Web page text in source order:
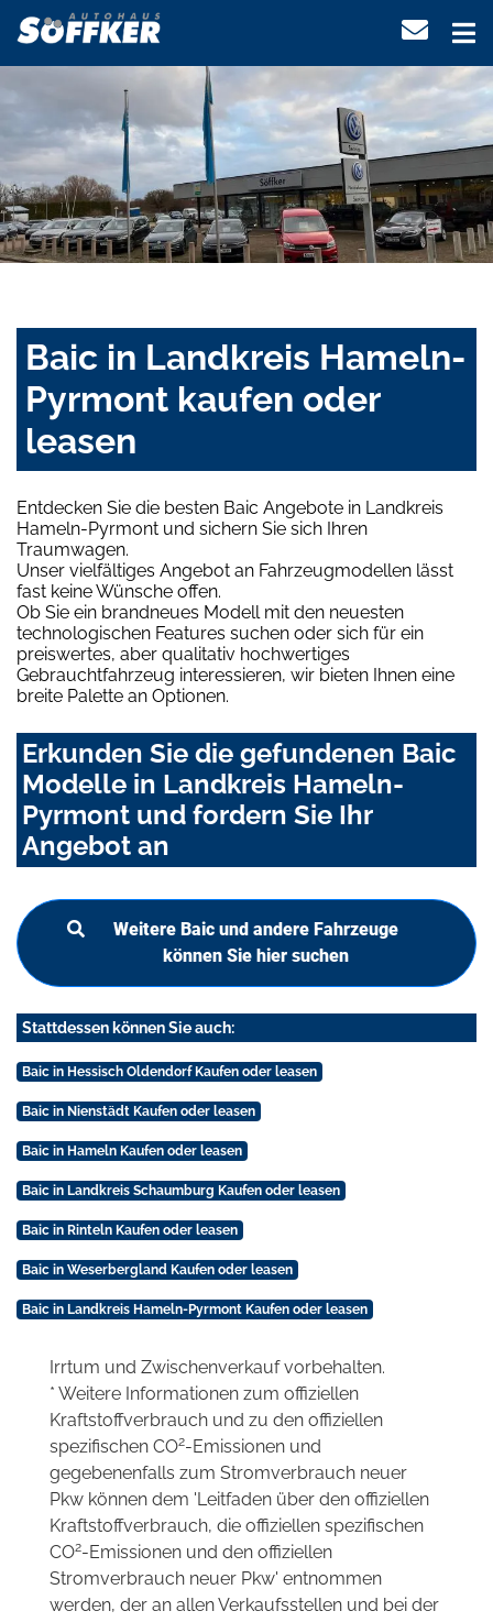
Baic in Landkreis Hameln-
Pyrmont kaufen oder
leasen
Entdecken Sie die besten Baic Angebote in Landkreis
Hameln-Pyrmont und sichern Sie sich Ihren
Traumwagen.
Unser vielfältiges Angebot an Fahrzeugmodellen lässt
fast keine Wünsche offen.
Ob Sie ein brandneues Modell mit den neuesten
technologischen Features suchen oder sich für ein
preiswertes, aber qualitativ hochwertiges
Gebrauchtfahrzeug interessieren, wir bieten Ihnen eine
breite Palette an Optionen.
Erkunden Sie die gefundenen Baic
Modelle in Landkreis Hameln-
Pyrmont und fordern Sie Ihr
Angebot an
Weitere Baic und andere Fahrzeuge
können Sie hier suchen
Stattdessen können Sie auch:
Baic in Hessisch Oldendorf Kaufen oder leasen
Baic in Nienstädt Kaufen oder leasen
Baic in Hameln Kaufen oder leasen
Baic in Landkreis Schaumburg Kaufen oder leasen
Baic in Rinteln Kaufen oder leasen
Baic in Weserbergland Kaufen oder leasen
Baic in Landkreis Hameln-Pyrmont Kaufen oder leasen
Irrtum und Zwischenverkauf vorbehalten.
* Weitere Informationen zum offiziellen
Kraftstoffverbrauch und zu den offiziellen
spezifischen CO2-Emissionen und
gegebenenfalls zum Stromverbrauch neuer
Pkw können dem 'Leitfaden über den offiziellen
Kraftstoffverbrauch, die offiziellen spezifischen
CO2-Emissionen und den offiziellen
Stromverbrauch neuer Pkw' entnommen
werden, der an allen Verkaufsstellen und bei der